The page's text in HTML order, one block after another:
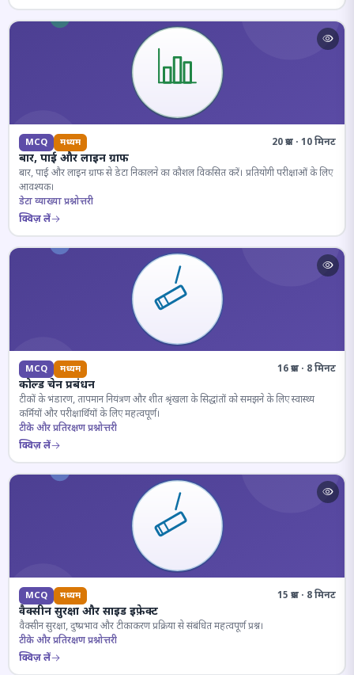
MCQ मध्यम 20 प्रश्न · 10 मिनट
बार, पाई और लाइन ग्राफ
बार, पाई और लाइन ग्राफ से डेटा निकालने का कौशल विकसित करें। प्रतियोगी परीक्षाओं के लिए
आवश्यक।
डेटा व्याख्या प्रश्नोत्तरी
क्विज़ लें
MCQ मध्यम 16 प्रश्न · 8 मिनट
कोल्ड चेन प्रबंधन
टीकों के भंडारण, तापमान नियंत्रण और शीत श्रृंखला के सिद्धांतों को समझने के लिए स्वास्थ्य
कर्मियों और परीक्षार्थियों के लिए महत्वपूर्ण।
टीके और प्रतिरक्षण प्रश्नोत्तरी
क्विज़ लें
MCQ मध्यम 15 प्रश्न · 8 मिनट
वैक्सीन सुरक्षा और साइड इफ़ेक्ट
वैक्सीन सुरक्षा, दुष्प्रभाव और टीकाकरण प्रक्रिया से संबंधित महत्वपूर्ण प्रश्न।
टीके और प्रतिरक्षण प्रश्नोत्तरी
क्विज़ लें